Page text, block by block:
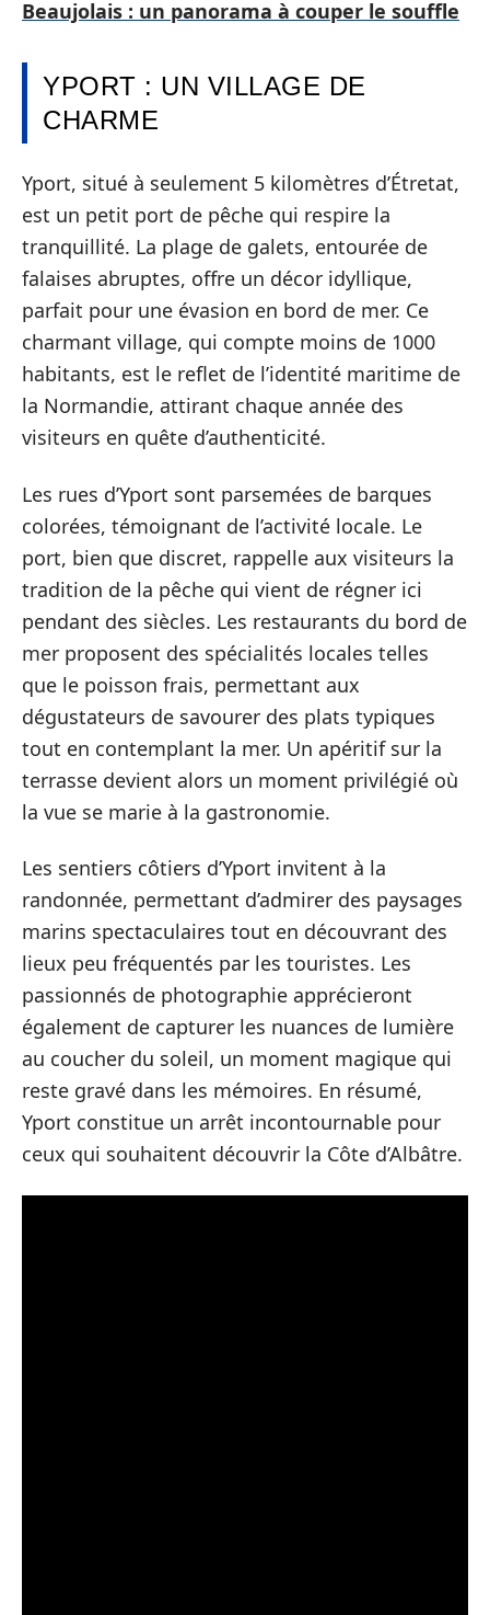
Beaujolais : un panorama à couper le souffle
YPORT : UN VILLAGE DE
CHARME
Yport, situé à seulement 5 kilomètres d’Étretat,
est un petit port de pêche qui respire la
tranquillité. La plage de galets, entourée de
falaises abruptes, offre un décor idyllique,
parfait pour une évasion en bord de mer. Ce
charmant village, qui compte moins de 1000
habitants, est le reflet de l’identité maritime de
la Normandie, attirant chaque année des
visiteurs en quête d’authenticité.
Les rues d’Yport sont parsemées de barques
colorées, témoignant de l’activité locale. Le
port, bien que discret, rappelle aux visiteurs la
tradition de la pêche qui vient de régner ici
pendant des siècles. Les restaurants du bord de
mer proposent des spécialités locales telles
que le poisson frais, permettant aux
dégustateurs de savourer des plats typiques
tout en contemplant la mer. Un apéritif sur la
terrasse devient alors un moment privilégié où
la vue se marie à la gastronomie.
Les sentiers côtiers d’Yport invitent à la
randonnée, permettant d’admirer des paysages
marins spectaculaires tout en découvrant des
lieux peu fréquentés par les touristes. Les
passionnés de photographie apprécieront
également de capturer les nuances de lumière
au coucher du soleil, un moment magique qui
reste gravé dans les mémoires. En résumé,
Yport constitue un arrêt incontournable pour
ceux qui souhaitent découvrir la Côte d’Albâtre.